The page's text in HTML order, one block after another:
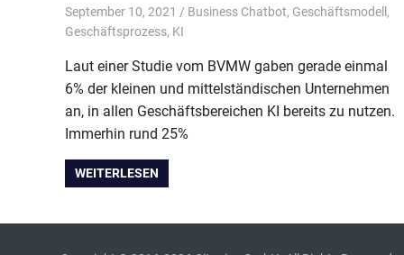
September 10, 2021 admin
Business Chatbot, Geschäftsmodell ,
Geschäftsprozess, KI
Laut einer Studie vom BVMW gaben gerade einmal
6% der kleinen und mittelständischen Unternehmen
an, in allen Geschäftsbereichen KI bereits zu nutzen.
Immerhin rund 25%
WEITERLESEN